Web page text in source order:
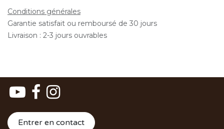
Conditions générales
Garantie satisfait ou remboursé de 30 jours
Livraison : 2-3 jours ouvrables
Entrer en contact